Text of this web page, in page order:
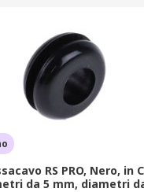
RS PRO, Nero, in
da 5 mm, diametri